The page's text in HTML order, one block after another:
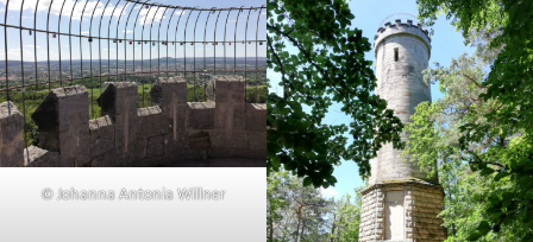
© Johanna Antonia Willner